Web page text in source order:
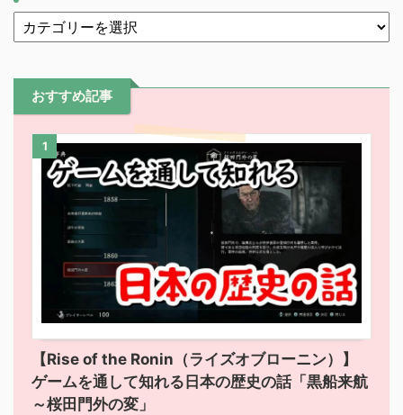
おすすめ記事
1
【Rise of the Ronin（ライズオブローニン）】
ゲームを通して知れる日本の歴史の話「黒船来航
～桜田門外の変」